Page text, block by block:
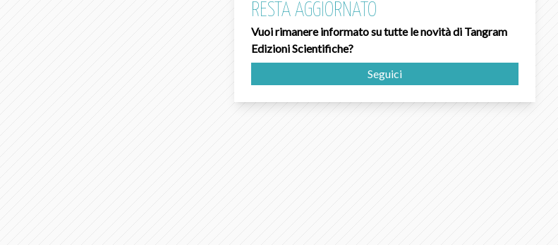
RESTA AGGIORNATO
Vuoi rimanere informato su tutte le novità di Tangram
Edizioni Scientifiche?
Seguici